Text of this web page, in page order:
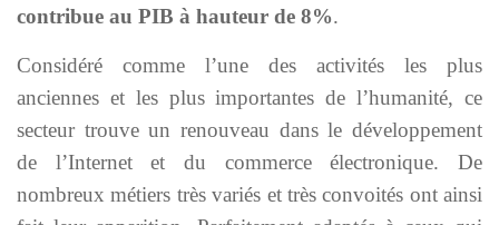
contribue au PIB à hauteur de 8%.
Considéré comme l’une des activités les plus
anciennes et les plus importantes de l’humanité, ce
secteur trouve un renouveau dans le développement
de l’Internet et du commerce électronique. De
nombreux métiers très variés et très convoités ont ainsi